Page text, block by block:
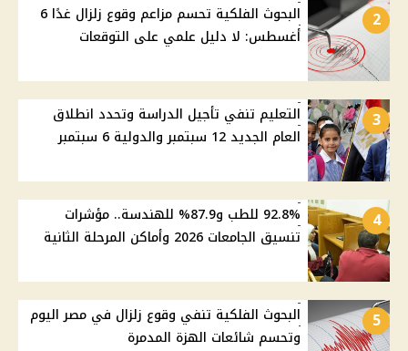
2
البحوث الفلكية تحسم مزاعم وقوع زلزال غدًا 6
أغسطس: لا دليل علمي على التوقعات
3
التعليم تنفي تأجيل الدراسة وتحدد انطلاق
العام الجديد 12 سبتمبر والدولية 6 سبتمبر
4
92.8% للطب و87.9% للهندسة.. مؤشرات
تنسيق الجامعات 2026 وأماكن المرحلة الثانية
5
البحوث الفلكية تنفي وقوع زلزال في مصر اليوم
وتحسم شائعات الهزة المدمرة